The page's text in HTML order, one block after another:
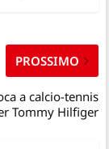
PROSSIMO
a calcio-tennis
Tommy Hilfiger